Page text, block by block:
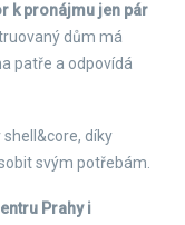
k pronájmu jen pár
dům má
patře a odpovídá
díky
svým potřebám.
Prahy i